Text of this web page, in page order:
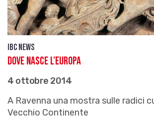
IBC news
Dove nasce l’Europa
4 ottobre 2014
A Ravenna una mostra sulle radici
Vecchio Continente